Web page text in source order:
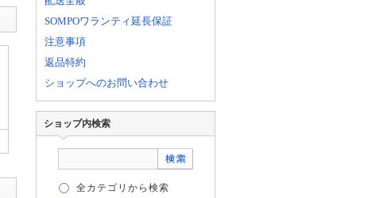
SOMPOワランティ延長保証
注意事項
返品特約
ショップへのお問い合わせ
ショップ内検索
全カテゴリから検索